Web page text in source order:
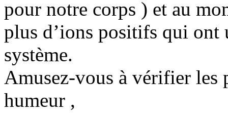
pour notre corps ) et au
plus d’ions positifs qui ont
système.
Amusez-vous à vérifier les
humeur ,